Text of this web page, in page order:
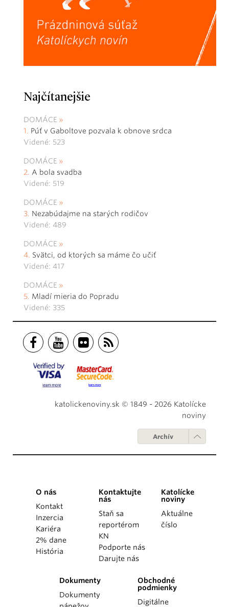
Najčítanejšie
DOMÁCE
Púť v Gaboltove pozvala k obnove srdca
Videné: 523
DOMÁCE
A bola svadba
Videné: 519
DOMÁCE
Nezabúdajme na starých rodičov
Videné: 489
DOMÁCE
Svätci, od ktorých sa máme čo učiť
Videné: 417
DOMÁCE
Mladí mieria do Popradu
Videné: 335
katolickenoviny.sk © 1849 - 2026 Katolícke
noviny
Archív
O nás
Kontakt
Inzercia
Kariéra
2% dane
História
Kontaktujte
nás
Staň sa
reportérom
KN
Podporte nás
Darujte nás
Katolícke
noviny
Aktuálne
číslo
Dokumenty
Dokumenty
Obchodné
podmienky
Digitálne